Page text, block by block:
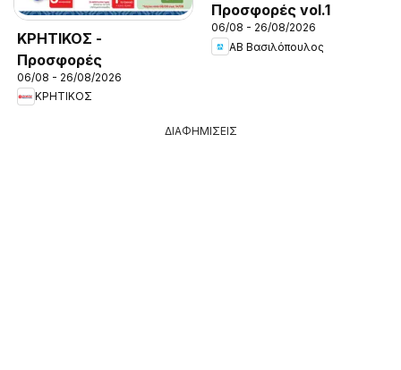
ΚΡΗΤΙΚΟΣ -
Προσφορές
06/08 - 26/08/2026
ΚΡΗΤΙΚΟΣ
Προσφορές vol.1
06/08 - 26/08/2026
ΑΒ Βασιλόπουλος
ΔΙΑΦΗΜΙΣΕΙΣ